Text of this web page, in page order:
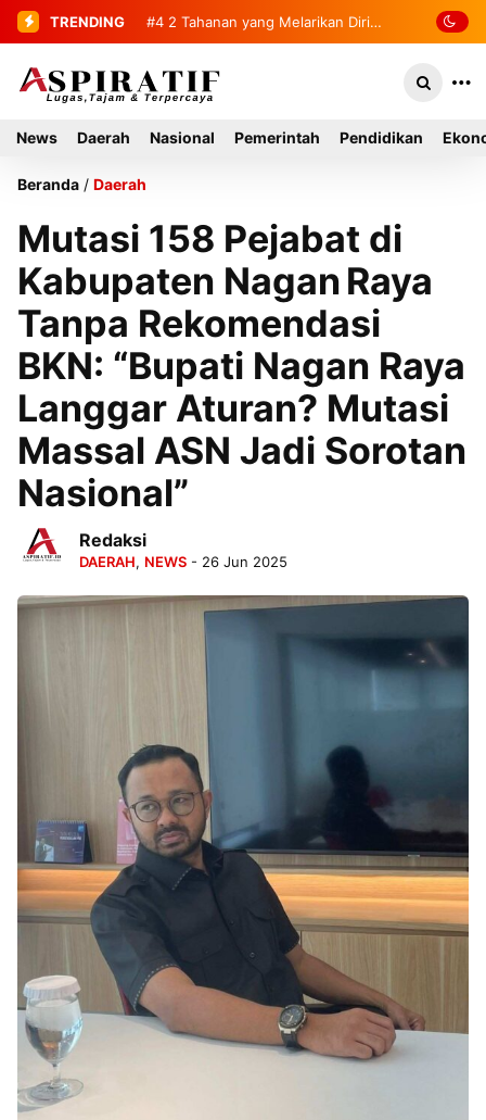
TRENDING #4 2 Tahanan yang Melarikan Diri
#5 Bandar Dua Sambut 236
Literasi 2026
News Daerah Nasional Pemerintah Pendidikan
Beranda / Daerah
Mutasi 158 Pejabat di
Kabupaten Nagan Raya
Tanpa Rekomendasi
BKN: “Bupati Nagan Raya
Langgar Aturan? Mutasi
Massal ASN Jadi Sorotan
Nasional”
Redaksi
DAERAH, NEWS - 26 Jun 2025